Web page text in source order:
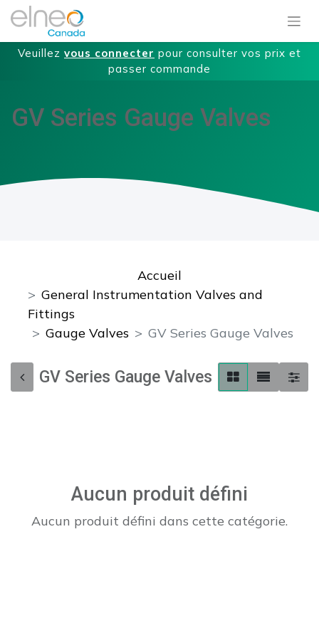
Veuillez vous connecter pour consulter vos prix et
passer commande
GV Series Gauge Valves
Accueil
General Instrumentation Valves and
Fittings
Gauge Valves
GV Series Gauge Valves
GV Series Gauge Valves
Aucun produit défini
Aucun produit défini dans cette catégorie.